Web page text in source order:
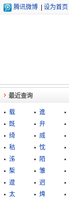
腾讯微博 设为首页
最近查询
载 進
既
弁
绮
烕
秙
忱
泲
陌
椞
雏
邆
迥
太
焷